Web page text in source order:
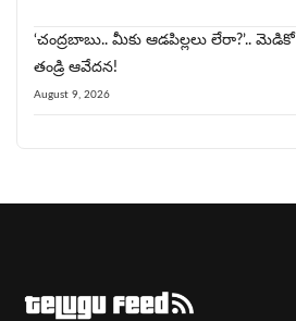
‘చంద్రబాబు.. మీకు ఆడపిల్లలు లేరా?’.. మెడికో
తండ్రి ఆవేదన!
August 9, 2026